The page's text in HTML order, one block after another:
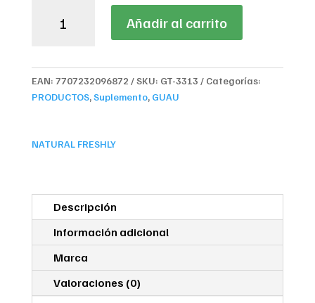
$107,500.
para
mascotas
cantidad
Añadir al carrito
EAN: 7707232096872 SKU: GT-3313
Categorías:
PRODUCTOS,Suplemento, GUAU
NATURAL FRESHLY
Descripción
Información adicional
Marca
Valoraciones (0)